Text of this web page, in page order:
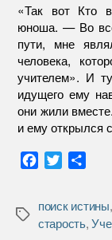
«Так вот Кто
юноша. — Во
пути, мне
человека,
учителем». И
идущего ему
они жили
и ему открылся
e
b
t
t
р
а
Метки
поиск истины,
старость,